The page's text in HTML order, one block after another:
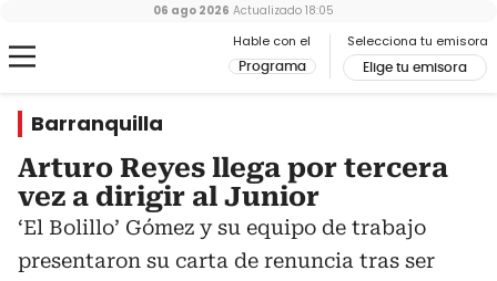
Hable con el
Programa
Selecciona tu emisora
Elige tu emisora
06 ago 2026 Actualizado 18:05
Barranquilla
Arturo Reyes llega por tercera
vez a dirigir al Junior
‘El Bolillo’ Gómez y su equipo de trabajo
presentaron su carta de renuncia tras ser